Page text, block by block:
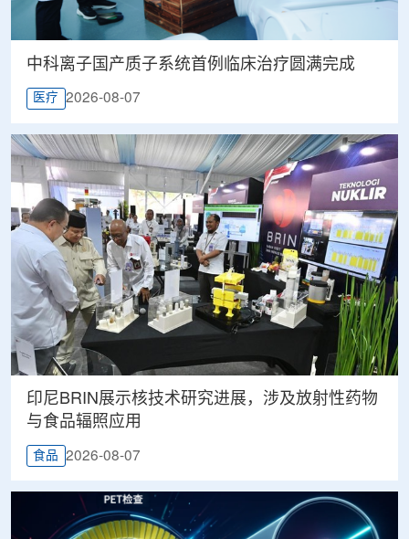
中科离子国产质子系统首例临床治疗圆满完成
医疗 2026-08-07
印尼BRIN展示核技术研究进展，涉及放射性药物
与食品辐照应用
食品 2026-08-07